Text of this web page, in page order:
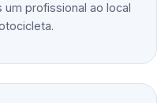
profissional ao local